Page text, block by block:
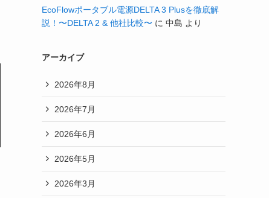
EcoFlowポータブル電源DELTA 3 Plusを徹底解
説！〜DELTA 2 & 他社比較〜 に 中島 より
アーカイブ
2026年8月
2026年7月
2026年6月
2026年5月
2026年3月